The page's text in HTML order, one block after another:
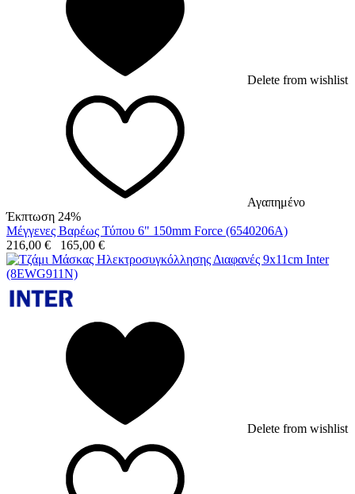
Delete from wishlist
Αγαπημένο
Έκπτωση 24%
Μέγγενες Βαρέως Τύπου 6" 150mm Force (6540206A)
216,00 € 165,00 €
Delete from wishlist